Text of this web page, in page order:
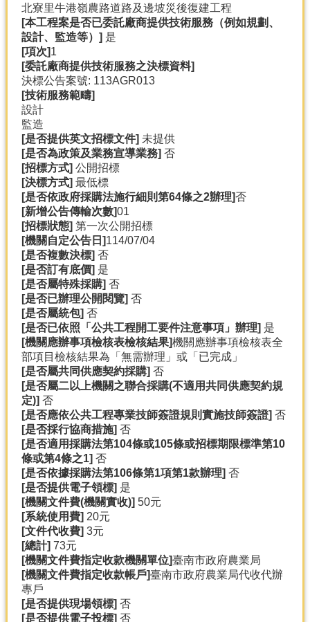
北寮里牛港嶺農路道路及邊坡災後復建工程
[本工程案是否已委託廠商提供技術服務（例如規劃、
設計、監造等）] 是
[項次]1
[委託廠商提供技術服務之決標資料]
決標公告案號: 113AGR013
[技術服務範疇]
設計
監造
[是否提供英文招標文件] 未提供
[是否為政策及業務宣導業務] 否
[招標方式] 公開招標
[決標方式] 最低標
[是否依政府採購法施行細則第64條之2辦理]否
[新增公告傳輸次數]01
[招標狀態] 第一次公開招標
[機關自定公告日]114/07/04
[是否複數決標] 否
[是否訂有底價] 是
[是否屬特殊採購] 否
[是否已辦理公開閱覽] 否
[是否屬統包] 否
[是否已依照「公共工程開工要件注意事項」辦理] 是
[機關應辦事項檢核表檢核結果]機關應辦事項檢核表全
部項目檢核結果為「無需辦理」或「已完成」
[是否屬共同供應契約採購] 否
[是否屬二以上機關之聯合採購(不適用共同供應契約規
定)] 否
[是否應依公共工程專業技師簽證規則實施技師簽證] 否
[是否採行協商措施] 否
[是否適用採購法第104條或105條或招標期限標準第10
條或第4條之1] 否
[是否依據採購法第106條第1項第1款辦理] 否
[是否提供電子領標] 是
[機關文件費(機關實收)] 50元
[系統使用費] 20元
[文件代收費] 3元
[總計] 73元
[機關文件費指定收款機關單位]臺南市政府農業局
[機關文件費指定收款帳戶]臺南市政府農業局代收代辦
專戶
[是否提供現場領標] 否
[是否提供電子投標] 否